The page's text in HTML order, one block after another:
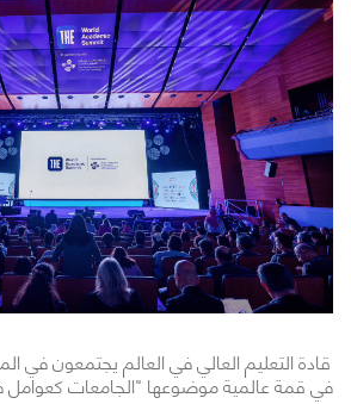
قادة التعليم العالي في العالم يجتمعون في
في قمة عالمية موضوعها "الجامعات كعوامل